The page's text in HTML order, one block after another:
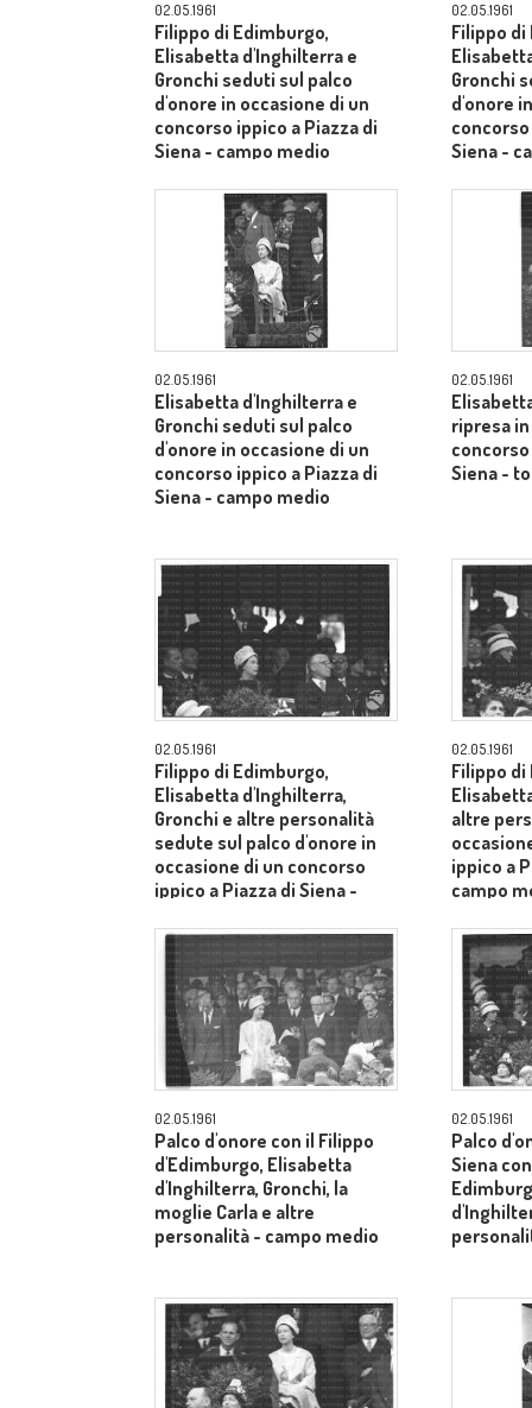
02.05.1961
Filippo di Edimburgo,
Elisabetta d'Inghilterra e
Gronchi seduti sul palco
d'onore in occasione di un
concorso ippico a Piazza di
Siena - campo medio
02.05.1961
Filippo di
Gronchi
d'onore
Siena -
02.05.1961
Elisabetta d'Inghilterra e
Gronchi seduti sul palco
d'onore in occasione di un
concorso ippico a Piazza di
Siena - campo medio
02.05.1961
ripresa
Siena -
02.05.1961
Filippo di Edimburgo,
Elisabetta d'Inghilterra,
Gronchi e altre personalità
sedute sul palco d'onore in
occasione di un concorso
ippico a Piazza di Siena -
02.05.1961
Filippo di
altre
ippico a
campo
02.05.1961
Palco d'onore con il Filippo
d'Edimburgo, Elisabetta
d'Inghilterra, Gronchi, la
moglie Carla e altre
personalità - campo medio
02.05.1961
Palco
Siena